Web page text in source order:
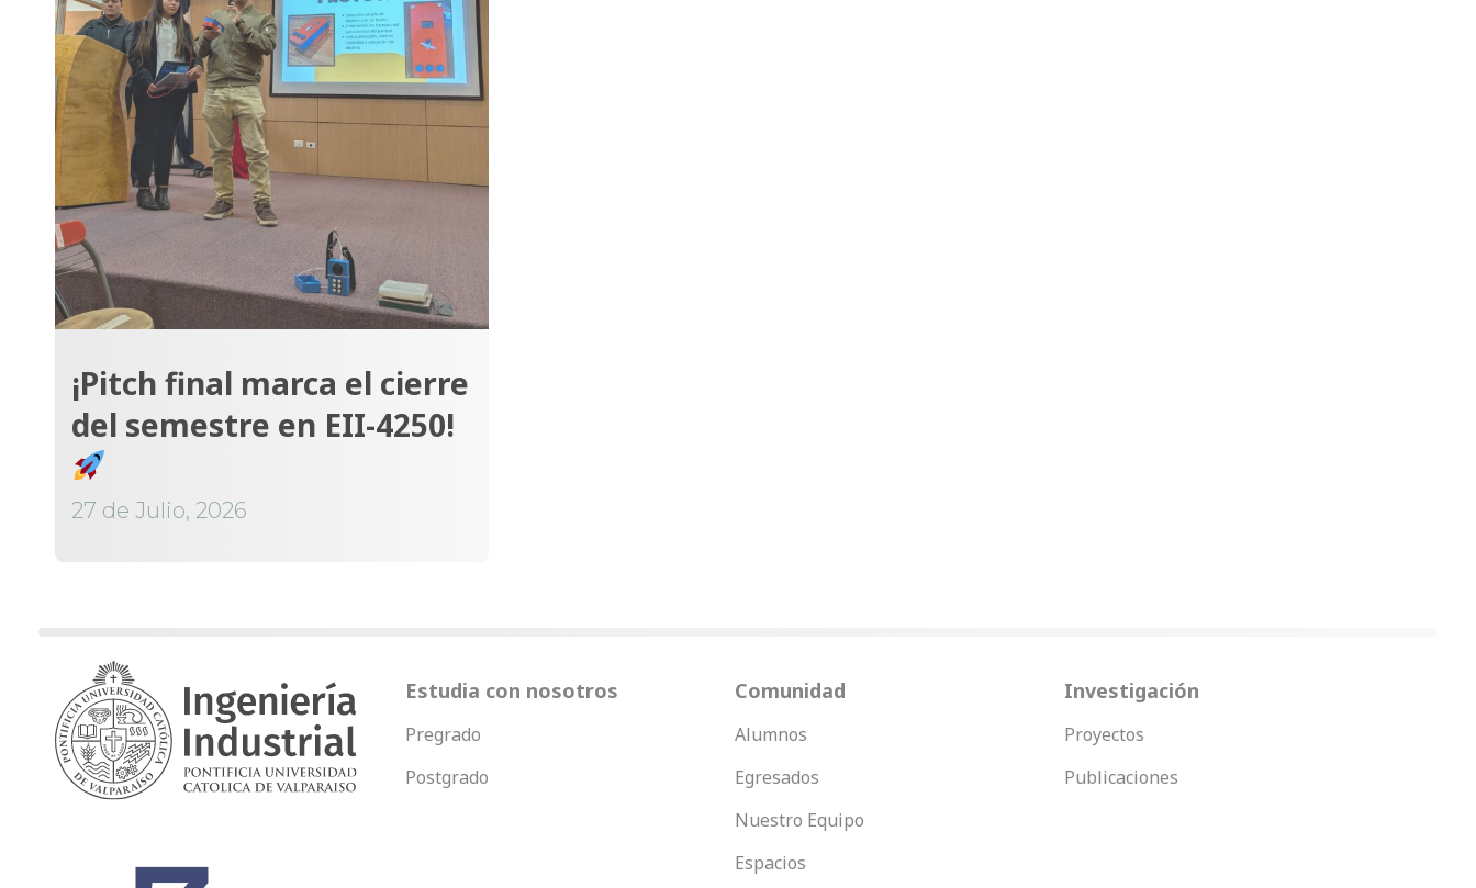
¡Pitch final marca el cierre
del semestre en EII-4250!
27 de Julio, 2026
Estudia con nosotros
Pregrado
Postgrado
Comunidad
Alumnos
Egresados
Nuestro Equipo
Espacios
Investigación
Proyectos
Publicaciones